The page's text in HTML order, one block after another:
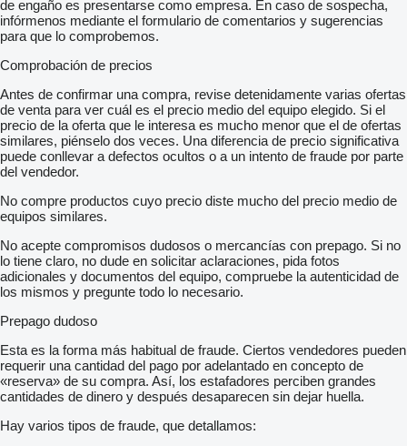
de engaño es presentarse como empresa. En caso de sospecha,
infórmenos mediante el formulario de comentarios y sugerencias
para que lo comprobemos.
Comprobación de precios
Antes de confirmar una compra, revise detenidamente varias ofertas
de venta para ver cuál es el precio medio del equipo elegido. Si el
precio de la oferta que le interesa es mucho menor que el de ofertas
similares, piénselo dos veces. Una diferencia de precio significativa
puede conllevar a defectos ocultos o a un intento de fraude por parte
del vendedor.
No compre productos cuyo precio diste mucho del precio medio de
equipos similares.
No acepte compromisos dudosos o mercancías con prepago. Si no
lo tiene claro, no dude en solicitar aclaraciones, pida fotos
adicionales y documentos del equipo, compruebe la autenticidad de
los mismos y pregunte todo lo necesario.
Prepago dudoso
Esta es la forma más habitual de fraude. Ciertos vendedores pueden
requerir una cantidad del pago por adelantado en concepto de
«reserva» de su compra. Así, los estafadores perciben grandes
cantidades de dinero y después desaparecen sin dejar huella.
Hay varios tipos de fraude, que detallamos: